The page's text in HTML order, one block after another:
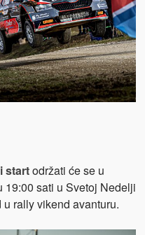
startodržati će se u
19:00 sati u Svetoj Nedelji
rally vikend avanturu.